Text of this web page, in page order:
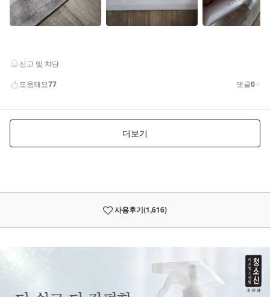
사용후기(1,616)